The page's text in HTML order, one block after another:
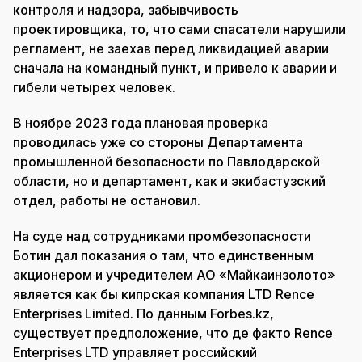
контроля и надзора, забывчивость
проектировщика, то, что сами спасатели нарушили
регламент, не заехав перед ликвидацией аварии
сначала на командный пункт, и привело к аварии и
гибели четырех человек.
В ноябре 2023 года плановая проверка
проводилась уже со стороны Департамента
промышленной безопасности по Павлодарской
области, но и департамент, как и экибастузский
отдел, работы не остановил.
На суде над сотрудниками промбезопасности
Ботин дал показания о там, что единственным
акционером и учредителем АО «Майкаинзолото»
является как бы кипрская компания LTD Rence
Enterprises Limited. По данным Forbes.kz,
существует предположение, что де факто Rence
Enterprises LTD управляет российский